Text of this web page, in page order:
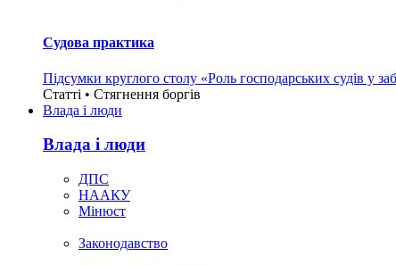
Судова практика
Підсумки круглого столу «Роль господарських судів у
Статті • Стягнення боргiв
Влада i люди
Влада i люди
ДПС
НААКУ
Мінюст
Законодавство